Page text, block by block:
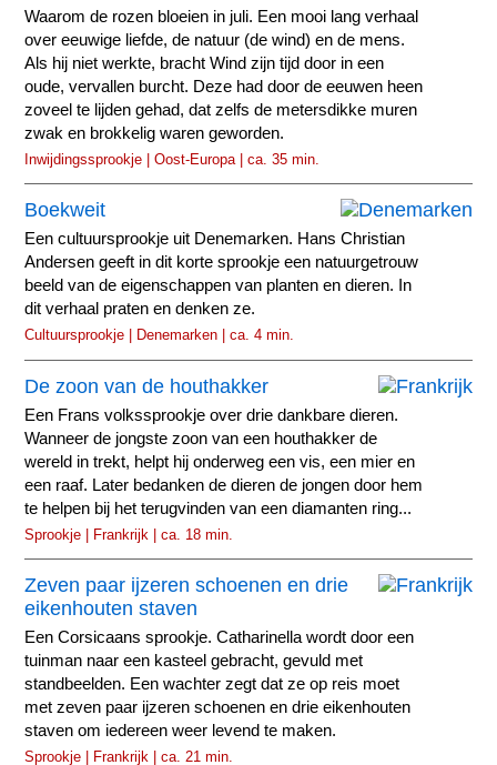
Waarom de rozen bloeien in juli. Een mooi lang verhaal
over eeuwige liefde, de natuur (de wind) en de mens.
Als hij niet werkte, bracht Wind zijn tijd door in een
oude, vervallen burcht. Deze had door de eeuwen heen
zoveel te lijden gehad, dat zelfs de metersdikke muren
zwak en brokkelig waren geworden.
Inwijdingssprookje | Oost-Europa | ca. 35 min.
Boekweit
Een cultuursprookje uit Denemarken. Hans Christian
Andersen geeft in dit korte sprookje een natuurgetrouw
beeld van de eigenschappen van planten en dieren. In
dit verhaal praten en denken ze.
Cultuursprookje | Denemarken | ca. 4 min.
De zoon van de houthakker
Een Frans volkssprookje over drie dankbare dieren.
Wanneer de jongste zoon van een houthakker de
wereld in trekt, helpt hij onderweg een vis, een mier en
een raaf. Later bedanken de dieren de jongen door hem
te helpen bij het terugvinden van een diamanten ring...
Sprookje | Frankrijk | ca. 18 min.
Zeven paar ijzeren schoenen en drie
eikenhouten staven
Een Corsicaans sprookje. Catharinella wordt door een
tuinman naar een kasteel gebracht, gevuld met
standbeelden. Een wachter zegt dat ze op reis moet
met zeven paar ijzeren schoenen en drie eikenhouten
staven om iedereen weer levend te maken.
Sprookje | Frankrijk | ca. 21 min.